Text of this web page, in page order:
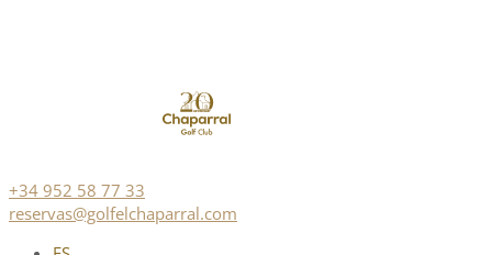
+34 952 58 77 33
reservas@golfelchaparral.com